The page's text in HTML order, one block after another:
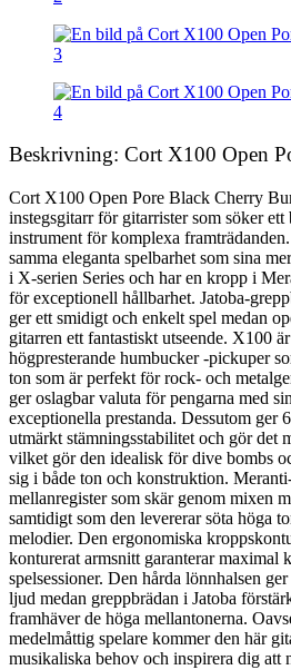
Beskrivning: Cort X100 Open
Cort X100 Open Pore Black Cherry
instegsgitarr för gitarrister som söker ett
instrument för komplexa
samma eleganta spelbarhet som sina
i X-serien Series och har en kropp i
för exceptionell hållbarhet. Jatoba-
ger ett smidigt och enkelt spel medan
gitarren ett fantastiskt utseende. X100
högpresterande humbucker -pickuper
ton som är perfekt för rock- och
ger oslagbar valuta för pengarna med
exceptionella prestanda. Dessutom ger
utmärkt stämningsstabilitet och gör det
vilket gör den idealisk för dive bombs
sig i både ton och konstruktion.
mellanregister som skär genom mixen
samtidigt som den levererar söta höga
melodier. Den ergonomiska
konturerat armsnitt garanterar maximal
spelsessioner. Den hårda lönnhalsen
ljud medan greppbrädan i Jatoba
framhäver de höga mellantonerna.
medelmåttig spelare kommer den här
musikaliska behov och inspirera dig att